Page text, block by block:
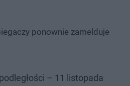
ponownie zamelduje
– 11 listopada